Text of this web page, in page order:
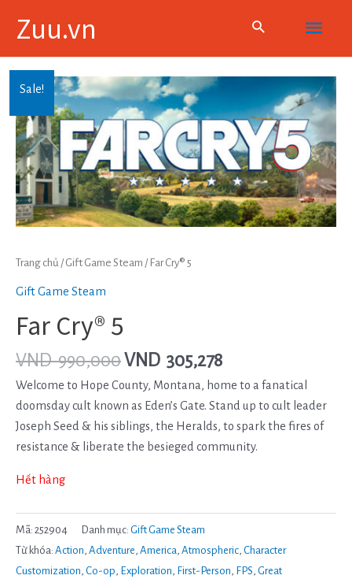
Zuu.vn
Main
Menu
Sale!
Trang chủ /Gift Game Steam / Far Cry® 5
Gift Game Steam
Far Cry® 5
VND990,000VND 305,278
Welcome to Hope County, Montana, home to a fanatical
doomsday cult known as Eden’s Gate. Stand up to cult leader
Joseph Seed & his siblings, the Heralds, to spark the fires of
resistance & liberate the besieged community.
Hết hàng
Mã: 252904 Danh mục: Gift Game Steam
Từ khóa: Action Adventure America Atmospheric Character
Customization Co-op Exploration First-Person FPS Great